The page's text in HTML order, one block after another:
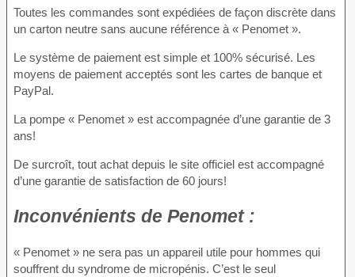
Toutes les commandes sont expédiées de façon discrète dans
un carton neutre sans aucune référence à « Penomet ».
Le système de paiement est simple et 100% sécurisé. Les
moyens de paiement acceptés sont les cartes de banque et
PayPal.
La pompe « Penomet » est accompagnée d’une garantie de 3
ans!
De surcroît, tout achat depuis le site officiel est accompagné
d’une garantie de satisfaction de 60 jours!
Inconvénients de Penomet :
« Penomet » ne sera pas un appareil utile pour hommes qui
souffrent du syndrome de micropénis. C’est le seul